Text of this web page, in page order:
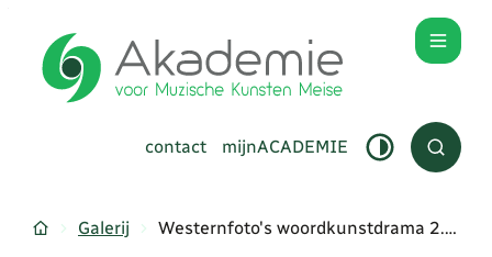
Akademie Meise
contact mijnACADEMIE Hoog Zoek
Menu
Startpagina
Galerij Westernfoto's woordkunstdrama 2.1 en 2.2